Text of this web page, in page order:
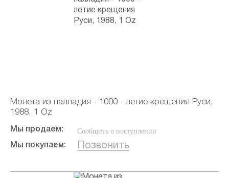
Монета из палладия - 1000 - летие крещения Руси,
1988, 1 Oz
Мы продаем: Сообщить о поступлении
Мы покупаем: Позвонить